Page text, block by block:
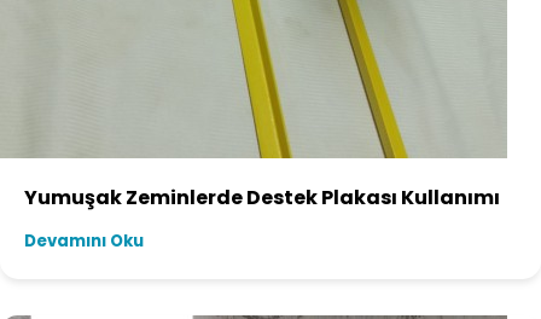
Yumuşak Zeminlerde Destek Plakası Kullanımı
Devamını Oku